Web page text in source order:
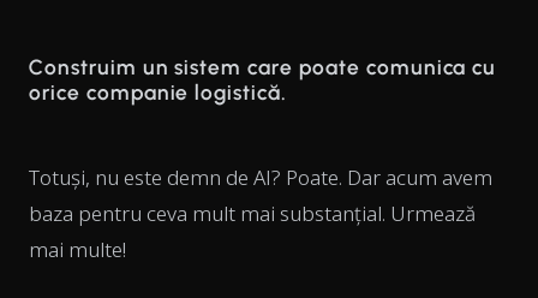
Construim un sistem care poate comunica cu
orice companie logistică.
Totuși, nu este demn de AI? Poate. Dar acum avem
baza pentru ceva mult mai substanțial. Urmează
mai multe!